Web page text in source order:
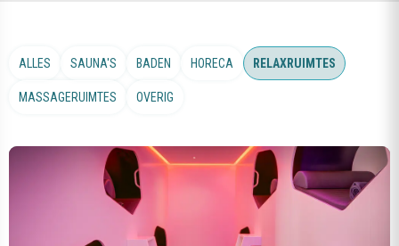
ALLES SAUNA'S BADEN HORECA RELAXRUIMTES
MASSAGERUIMTES OVERIG